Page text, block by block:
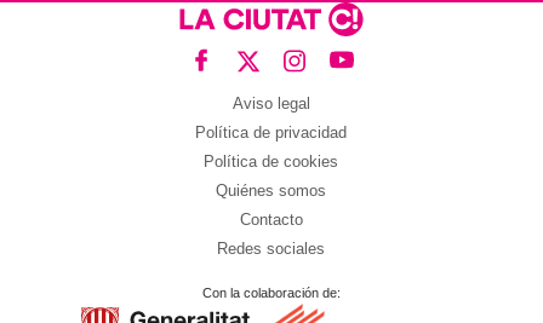
Aviso legal
Política de privacidad
Política de cookies
Quiénes somos
Contacto
Redes sociales
Con la colaboración de: